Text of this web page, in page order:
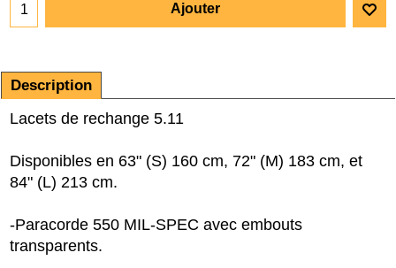
Ajouter
Description
Lacets de rechange 5.11
Disponibles en 63" (S) 160 cm, 72" (M) 183 cm, et
84" (L) 213 cm.
-Paracorde 550 MIL-SPEC avec embouts
transparents.